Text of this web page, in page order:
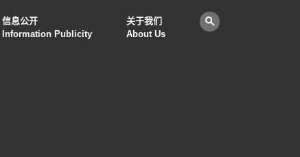
信息公开
Information Publicity
关于我们
About Us